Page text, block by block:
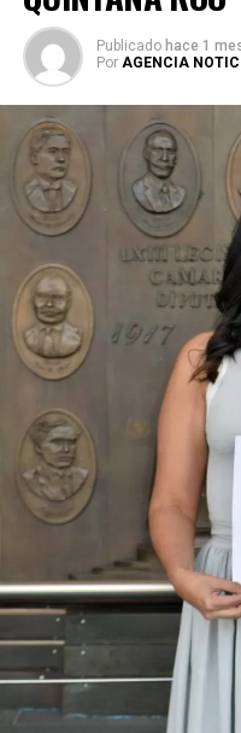
Durante su encargo en la
su agenda legislativa en
robustecer el desarrollo
turística y la equidad
coyuntura actual exige
para asegurar la
región sureste del país.
Con esta determinación,
decisiva en su
estrategia de cercanía
Roo busca garantizar la
izquierda de cara a los
institucional se
establecidos,
representación
Fuente: 5to Poder
Publicado hace 1
Por AGENCIA